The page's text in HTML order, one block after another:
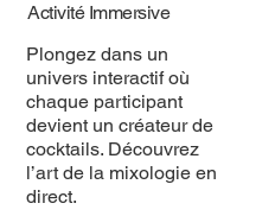
Activité Immersive
Plongez dans un
univers interactif où
chaque participant
devient un créateur de
cocktails. Découvrez
l’art de la mixologie en
direct.